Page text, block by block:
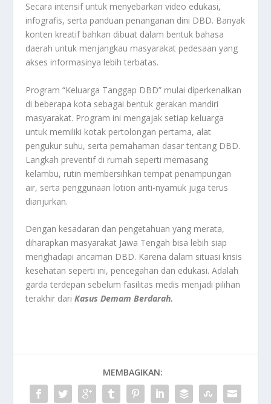
Secara intensif untuk menyebarkan video edukasi,
infografis, serta panduan penanganan dini DBD. Banyak
konten kreatif bahkan dibuat dalam bentuk bahasa
daerah untuk menjangkau masyarakat pedesaan yang
akses informasinya lebih terbatas.
Program “Keluarga Tanggap DBD” mulai diperkenalkan
di beberapa kota sebagai bentuk gerakan mandiri
masyarakat. Program ini mengajak setiap keluarga
untuk memiliki kotak pertolongan pertama, alat
pengukur suhu, serta pemahaman dasar tentang DBD.
Langkah preventif di rumah seperti memasang
kelambu, rutin membersihkan tempat penampungan
air, serta penggunaan lotion anti-nyamuk juga terus
dianjurkan.
Dengan kesadaran dan pengetahuan yang merata,
diharapkan masyarakat Jawa Tengah bisa lebih siap
menghadapi ancaman DBD. Karena dalam situasi krisis
kesehatan seperti ini, pencegahan dan edukasi. Adalah
garda terdepan sebelum fasilitas medis menjadi pilihan
terakhir dariKasus Demam Berdarah.
MEMBAGIKAN: